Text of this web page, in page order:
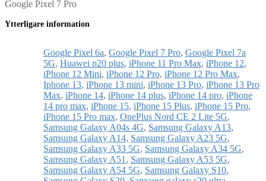
Google Pixel 7 Pro
Ytterligare information
Google Pixel 6a, Google Pixel 7 Pro, Google Pixel 7a
5G, Huawei p20 plus, iPhone 11 Pro Max, iPhone 12,
iPhone 12 Mini, iPhone 12 Pro, iPhone 12 Pro Max,
Iphone 13, iPhone 13 mini, iPhone 13 Pro, iPhone 13 Pro
Max, iPhone 14, iPhone 14 plus, iPhone 14 pro, iPhone
14 pro max, iPhone 15, iPhone 15 Plus, iPhone 15 Pro,
iPhone 15 Pro max, OnePlus Nord CE 2 Lite 5G,
Samsung Galaxy A04s 4G, Samsung Galaxy A13,
Samsung Galaxy A14, Samsung Galaxy A23 5G,
Samsung Galaxy A33 5G, Samsung Galaxy A34 5G,
Samsung Galaxy A51 , Samsung Galaxy A53 5G,
Samsung Galaxy A54 5G, Samsung Galaxy S10,